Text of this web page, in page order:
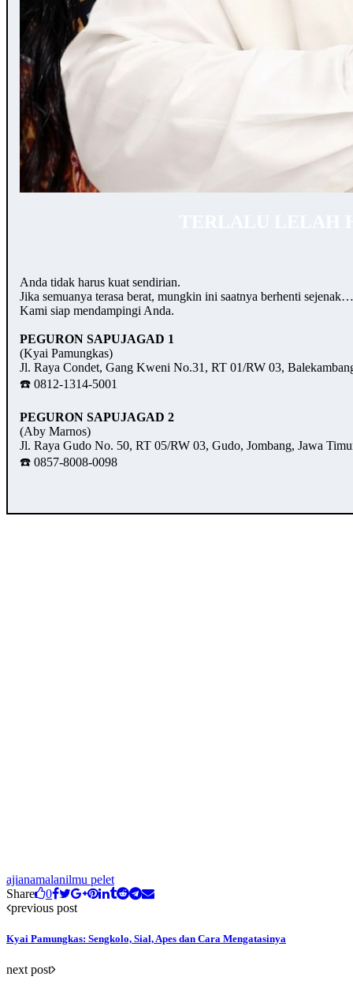
Anda tidak harus kuat sendirian.
Jika semuanya terasa berat, mungkin ini saatnya berhenti
Kami siap mendampingi Anda.
PEGURON SAPUJAGAD 1
(Kyai Pamungkas)
Jl. Raya Condet, Gang Kweni No.31, RT 01/RW 03,
☎️ 0812-1314-5001
PEGURON SAPUJAGAD 2
(Aby Marnos)
Jl. Raya Gudo No. 50, RT 05/RW 03, Gudo, Jombang, Jawa
☎️ 0857-8008-0098
ajianamalanilmu pelet
Share
0
previous post
Kyai Pamungkas: Sengkolo, Sial, Apes dan Cara Mengatasinya
next post